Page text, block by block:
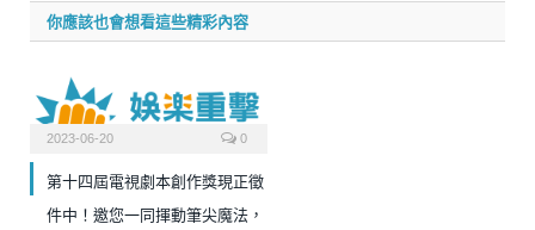
你應該也會想看這些精彩內容
2023-06-20 0
第十四屆電視劇本創作獎現正徵
件中！邀您一同揮動筆尖魔法，